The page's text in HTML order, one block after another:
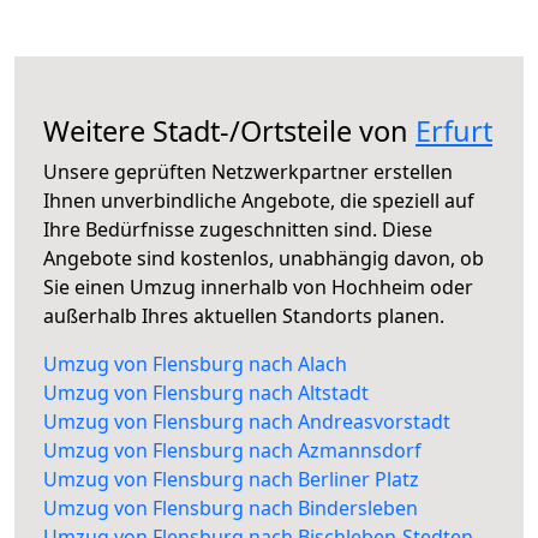
Weitere Stadt-/Ortsteile von Erfurt
Unsere geprüften Netzwerkpartner erstellen
Ihnen unverbindliche Angebote, die speziell auf
Ihre Bedürfnisse zugeschnitten sind. Diese
Angebote sind kostenlos, unabhängig davon, ob
Sie einen Umzug innerhalb von Hochheim oder
außerhalb Ihres aktuellen Standorts planen.
Umzug von Flensburg nach Alach
Umzug von Flensburg nach Altstadt
Umzug von Flensburg nach Andreasvorstadt
Umzug von Flensburg nach Azmannsdorf
Umzug von Flensburg nach Berliner Platz
Umzug von Flensburg nach Bindersleben